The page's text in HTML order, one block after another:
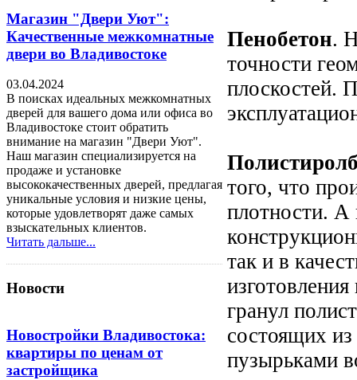
Магазин "Двери Уют":
Качественные межкомнатные
двери во Владивостоке
03.04.2024
В поисках идеальных межкомнатных
дверей для вашего дома или офиса во
Владивостоке стоит обратить
внимание на магазин "Двери Уют".
Наш магазин специализируется на
продаже и установке
высококачественных дверей, предлагая
уникальные условия и низкие цены,
которые удовлетворят даже самых
взыскательных клиентов.
Читать дальше...
Новости
Новостройки Владивостока:
квартиры по ценам от
застройщика
Пенобетон.
точности
плоскостей.
того, что
плотности. А
так и в
гранул
состоящих
пузырьками